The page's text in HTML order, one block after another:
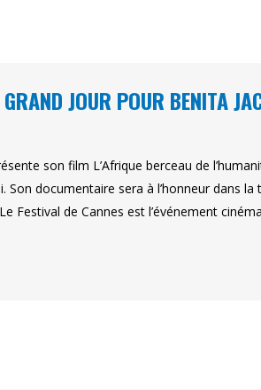
JOUR POUR BENITA
son film L’Afrique berceau de
Son documentaire sera à l’honneur dans
Festival de Cannes est l’événement